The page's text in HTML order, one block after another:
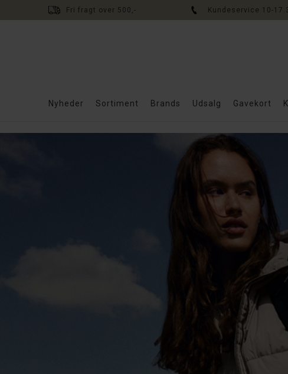
Fri fragt over 500,- Kundeservice 10-
Nyheder Sortiment Brands Udsalg Gavekort